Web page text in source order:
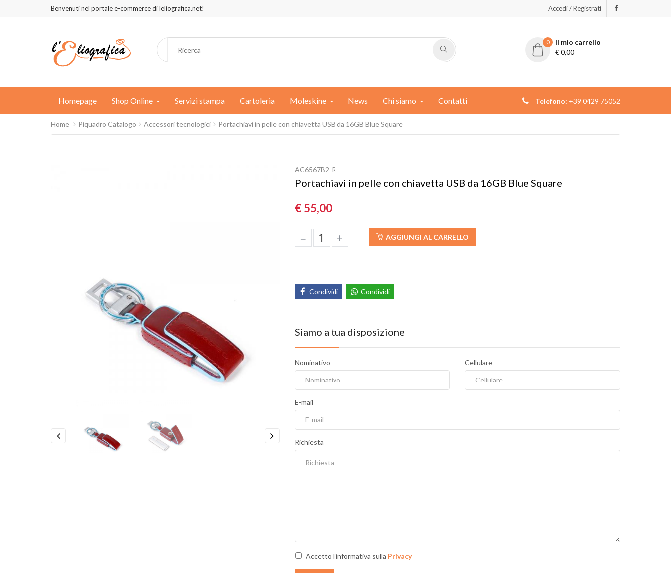
Benvenuti nel portale e-commerce di leliografica.net! Accedi / Registrati
0
Il mio carrello
€0,00
Homepage Shop Online Servizi stampa Cartoleria Moleskine News Chi siamo Contatti Telefono: +39 0429 75052
Home Piquadro Catalogo Accessori tecnologici Portachiavi in pelle con chiavetta USB da 16GB Blue Square
AC6567B2-R
Portachiavi in pelle con chiavetta USB da 16GB Blue Square
€ 55,00
– + AGGIUNGI AL CARRELLO
Condividi Condividi
Siamo a tua disposizione
Nominativo Cellulare
E-mail
Richiesta
Accetto l'informativa sulla Privacy